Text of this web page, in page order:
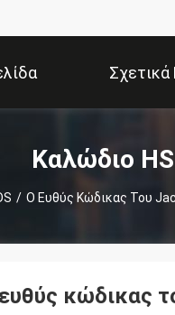
Καλώδιο
/ Ο Ευθύς Κώδικας Του
κώδικας